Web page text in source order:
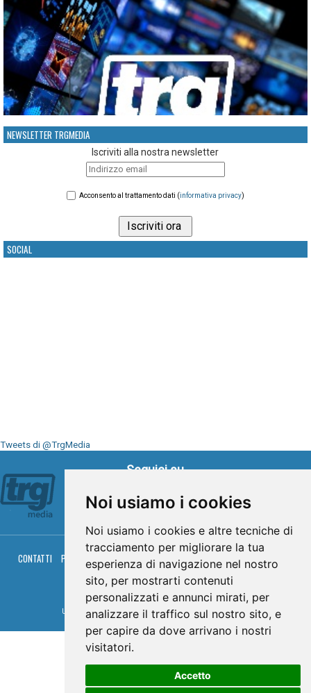
Noi usiamo i cookies
Noi usiamo i cookies e altre tecniche di
tracciamento per migliorare la tua
esperienza di navigazione nel nostro
sito, per mostrarti contenuti
personalizzati e annunci mirati, per
analizzare il traffico sul nostro sito, e
per capire da dove arrivano i nostri
visitatori.
Accetto
NEWSLETTER TRGMEDIA
Iscriviti alla nostra newsletter
Acconsento al trattamento dati (informativa privacy)
SOCIAL
Tweets di @TrgMedia
Seguici su
CONTATTI PRIVACY COOKIES PALINSESTO DIRETTA TV
DIRETTA RADIO
RGM HITRADIO
© TRG Media 2005-2026
Umbria Televisioni s.r.l. - P.I.00496230541 - www.trgmedia.it- Powered by